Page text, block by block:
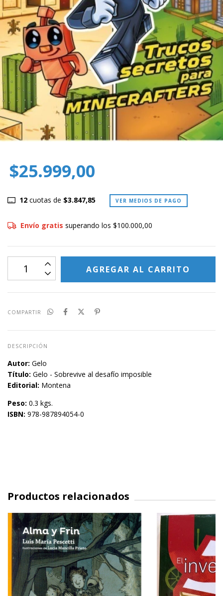
$25.999,00
12cuotas de $3.847,85 VER MEDIOS DE PAGO
Envío gratis superando los $100.000,00
COMPARTIR
DESCRIPCIÓN
Autor: Gelo
Título: Gelo - Sobrevive al desafío imposible
Editorial: Montena
Peso: 0.3 kgs.
ISBN: 978-987894054-0
Productos relacionados